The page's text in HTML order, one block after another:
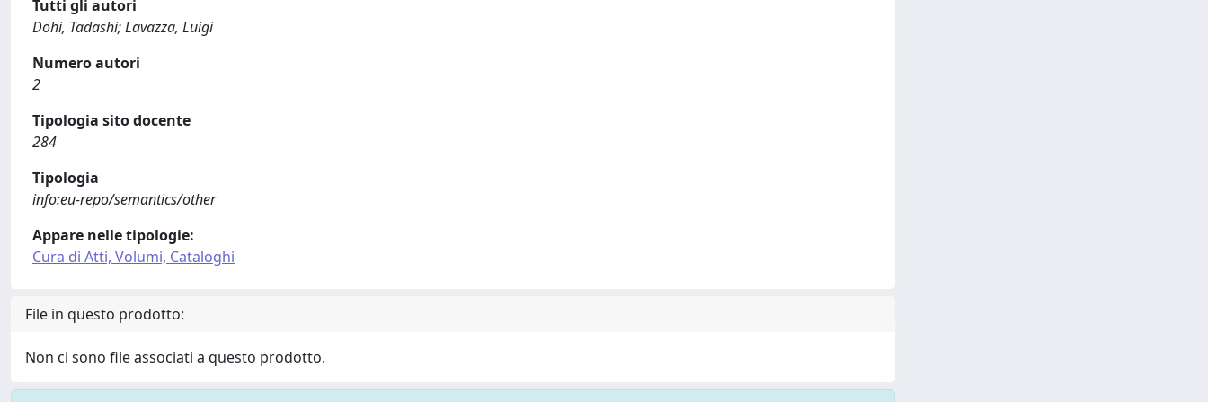
Tutti gli autori
Dohi, Tadashi; Lavazza, Luigi
Numero autori
2
Tipologia sito docente
284
Tipologia
info:eu-repo/semantics/other
Appare nelle tipologie:
Cura di Atti, Volumi, Cataloghi
File in questo prodotto:
Non ci sono file associati a questo prodotto.